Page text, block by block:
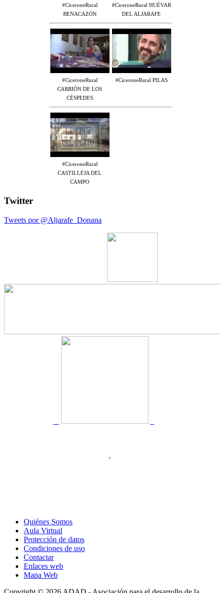
#CiceroneRural
BENACAZÓN
#CiceroneRural HUÉVAR
DEL ALJARAFE
#CiceroneRural
CARRIÓN DE LOS
CÉSPEDES
#CiceroneRural PILAS
#CiceroneRural
CASTILLEJA DEL
CAMPO
Twitter
Tweets por @Aljarafe_Donana
Quiénes Somos
Aula Virtual
Protección de datos
Condiciones de uso
Contactar
Enlaces web
Mapa Web